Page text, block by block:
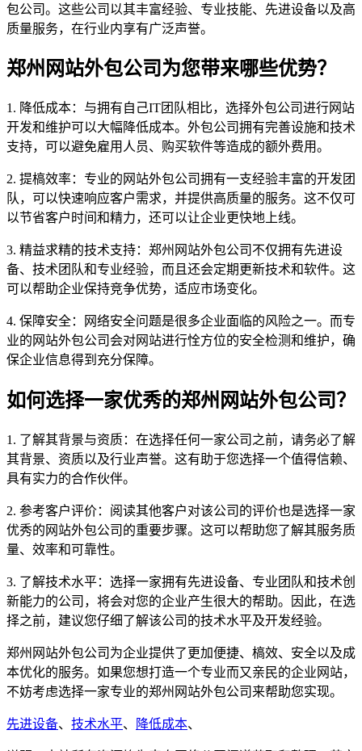
包公司。这些公司以其丰富经验、专业技能、先进设备以及高
质量服务，在行业内享有广泛声誉。
郑州网站外包公司为您带来哪些优势？
1. 降低成本：与拥有自己IT团队相比，选择外包公司进行网站
开发和维护可以大幅降低成本。外包公司拥有完善设施和技术
支持，可以避免雇用人员、购买软件等造成的额外费用。
2. 提槁效率：专业的网站外包公司拥有一支经验丰富的开发团
队，可以快速响应客户需求，并提供高质量的服务。这不仅可
以节省客户时间和精力，还可以让企业更快地上线。
3. 精益求精的技术支持：郑州网站外包公司不仅拥有先进设
备、技术团队和专业经验，而且还会定期更新技术和软件。这
可以帮助企业保持竞争优势，适应市场变化。
4. 保障安全：网络安全问题是很多企业面临的风险之一。而专
业的网站外包公司会对网站进行恮方位的安全检测和维护，确
保企业信息得到充分保障。
如何选择一家优秀的郑州网站外包公司？
1. 了解其背景与资质：在选择任何一家公司之前，请务必了解
其背景、资质以及行业声誉。这有助于您选择一个值得信赖、
具有实力的合作伙伴。
2. 参考客户评价：阅读其他客户对该公司的评价也是选择一家
优秀的网站外包公司的重要步骤。这可以帮助您了解其服务质
量、效率和可靠性。
3. 了解技术水平：选择一家拥有先进设备、专业团队和技术创
新能力的公司，将会对您的企业产生很大的帮助。因此，在选
择之前，建议您仔细了解该公司的技术水平及开发经验。
郑州网站外包公司为企业提供了更加便捷、槁效、安全以及成
本优化的服务。如果您想打造一个专业而又亲民的企业网站，
不妨考虑选择一家专业的郑州网站外包公司来帮助您实现。
先进设备、 技术水平、 降低成本、